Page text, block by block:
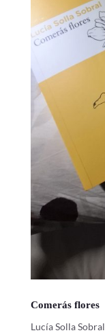
Comerás flores
Lucía Solla Sobral